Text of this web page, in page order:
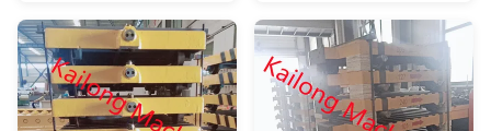
উপাদান থেকে তৈরি করা হ...
castালাই লো...